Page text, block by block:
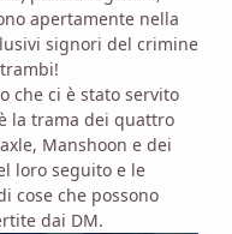
apertamente nella
signori del crimine
che ci è stato servito
la trama dei quattro
Manshoon e dei
loro seguito e le
cose che possono
dai DM.